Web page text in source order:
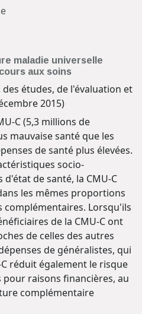
maladie universelle
aux soins
études, de l'évaluation et
2015)
C (5,3 millions de
mauvaise santé que les
de santé plus élevées.
socio-
de santé, la CMU-C
les mêmes proportions
Lorsqu'ils
de la CMU-C ont
de celles des autres
de généralistes, qui
réduit également le risque
raisons financières, au
complémentaire